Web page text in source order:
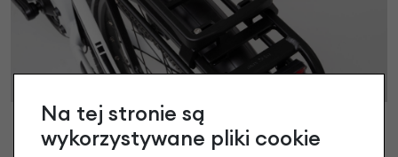
Na tej stronie są
wykorzystywane pliki cookie